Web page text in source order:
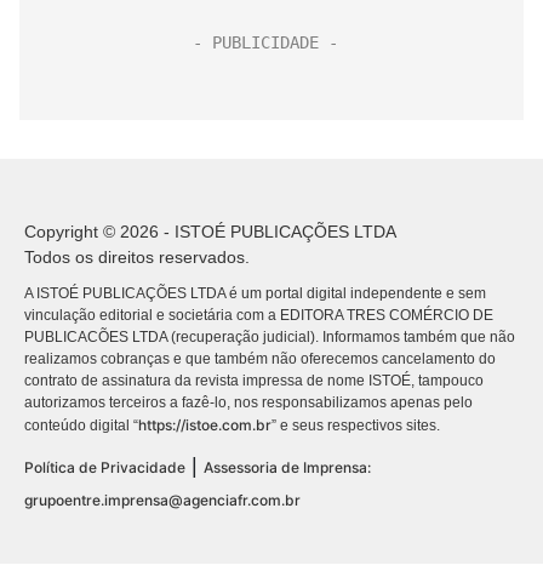
Copyright © 2026 - ISTOÉ PUBLICAÇÕES LTDA
Todos os direitos reservados.
A ISTOÉ PUBLICAÇÕES LTDA é um portal digital independente e sem
vinculação editorial e societária com a EDITORA TRES COMÉRCIO DE
PUBLICACÕES LTDA (recuperação judicial). Informamos também que não
realizamos cobranças e que também não oferecemos cancelamento do
contrato de assinatura da revista impressa de nome ISTOÉ, tampouco
autorizamos terceiros a fazê-lo, nos responsabilizamos apenas pelo
conteúdo digital “https://istoe.com.br” e seus respectivos sites.
Política de Privacidade
Assessoria de Imprensa:
grupoentre.imprensa@agenciafr.com.br